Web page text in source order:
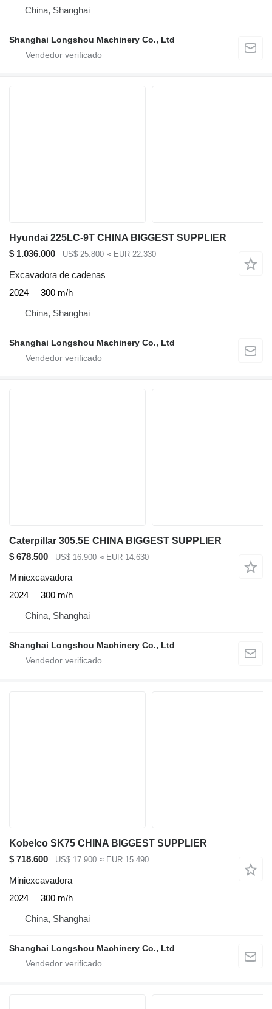
China, Shanghai
Shanghai Longshou Machinery Co., Ltd
Hyundai 225LC-9T CHINA BIGGEST SUPPLIER
$ 1.036.000
US$ 25.800 ≈ EUR 22.330
Excavadora de cadenas
2024
300 m/h
China, Shanghai
Shanghai Longshou Machinery Co., Ltd
Caterpillar 305.5E CHINA BIGGEST SUPPLIER
$ 678.500
US$ 16.900 ≈ EUR 14.630
Miniexcavadora
2024
300 m/h
China, Shanghai
Shanghai Longshou Machinery Co., Ltd
Kobelco SK75 CHINA BIGGEST SUPPLIER
$ 718.600
US$ 17.900 ≈ EUR 15.490
Miniexcavadora
2024
300 m/h
China, Shanghai
Shanghai Longshou Machinery Co., Ltd